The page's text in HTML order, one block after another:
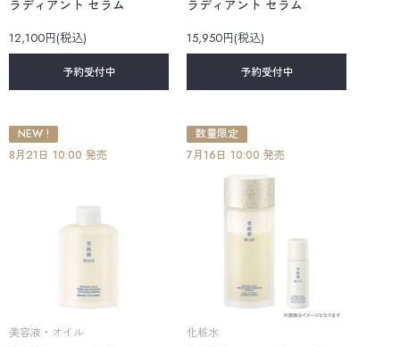
ラディアント セラム
12,100円(税込)
予約受付中
ラディアント セラム
15,950円(税込)
予約受付中
NEW !
8月21日 10:00 発売
美容液・オイル
数量限定
7月16日 10:00 発売
化粧水